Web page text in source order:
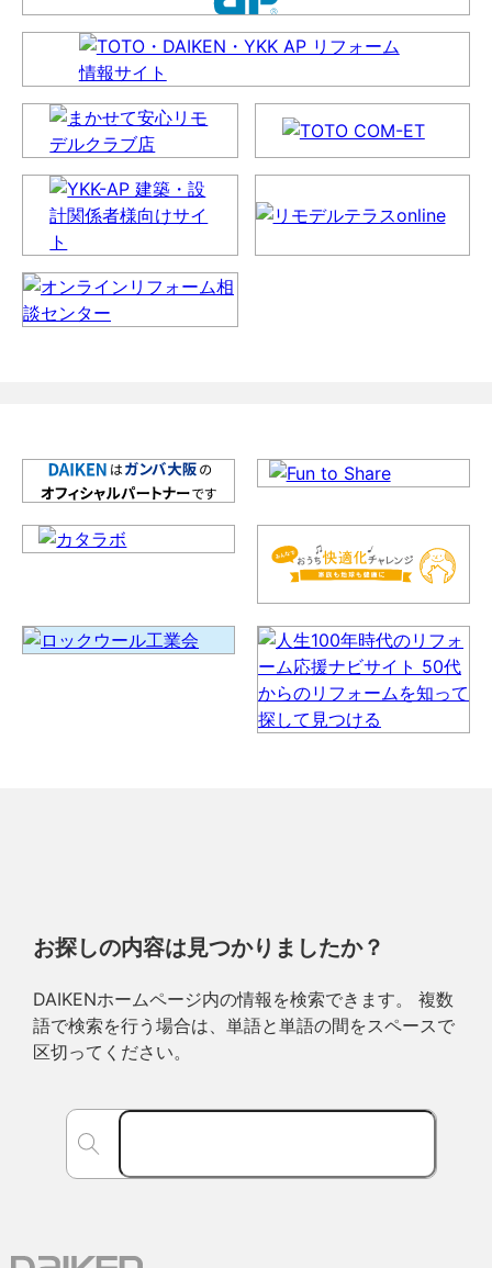
お探しの内容は見つかりましたか？
DAIKENホームページ内の情報を検索できます。 複数
語で検索を行う場合は、単語と単語の間をスペースで
区切ってください。